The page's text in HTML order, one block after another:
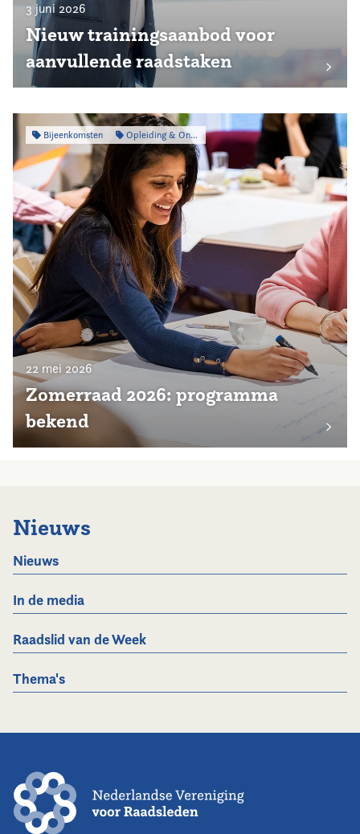
3 juni 2026
Nieuw trainingsaanbod voor
aanvullende raadstaken
Bijeenkomsten Opleiding & Ontwikkeling
22 mei 2026
Zomerraad 2026: programma
bekend
Nieuws
Nieuws
In de media
Raadslid van de Week
Thema's